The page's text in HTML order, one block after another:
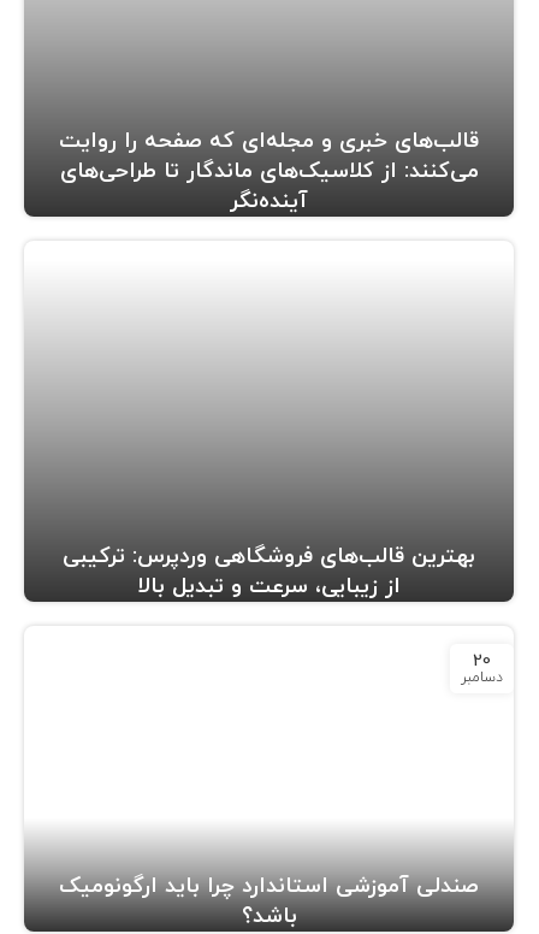
قالب‌های خبری و مجله‌ای که صفحه را روایت
می‌کنند: از کلاسیک‌های ماندگار تا طراحی‌های
آینده‌نگر
بهترین قالب‌های فروشگاهی وردپرس: ترکیبی
از زیبایی، سرعت و تبدیل بالا
20
دسامبر
صندلی آموزشی استاندارد چرا باید ارگونومیک
باشد؟